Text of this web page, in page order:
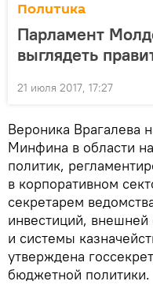
Политика
Парламент
выглядеть
21 июля 2017, 17:27
Вероника Врагалева
Минфина в области
политик,
в корпоративном
секретарем
инвестиций,
и системы
утверждена
бюджетной политики.